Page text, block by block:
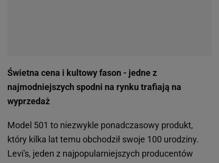
Świetna cena i kultowy fason - jedne z
najmodniejszych spodni na rynku trafiają na
wyprzedaż
Model 501 to niezwykle ponadczasowy produkt,
który kilka lat temu obchodził swoje 100 urodziny.
Levi's, jeden z najpopularniejszych producentów